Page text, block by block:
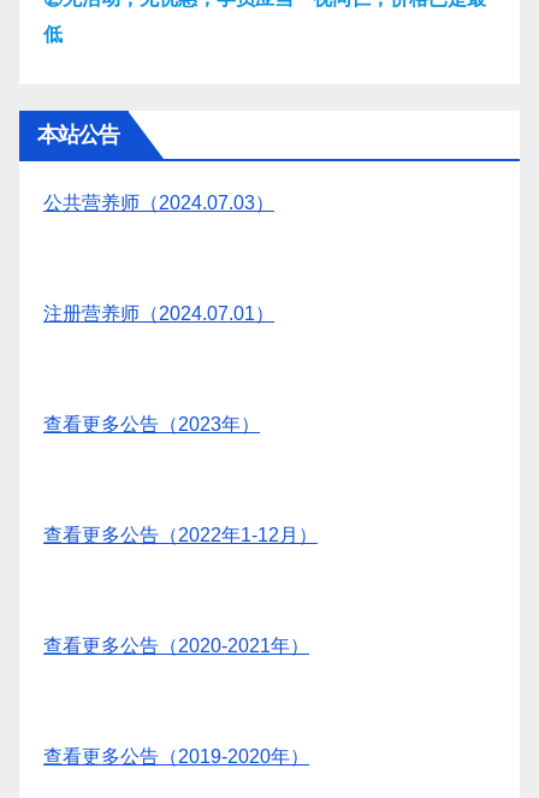
低
本站公告
公共营养师（2024.07.03）
注册营养师（2024.07.01）
查看更多公告（2023年）
查看更多公告（2022年1-12月）
查看更多公告（2020-2021年）
查看更多公告（2019-2020年）